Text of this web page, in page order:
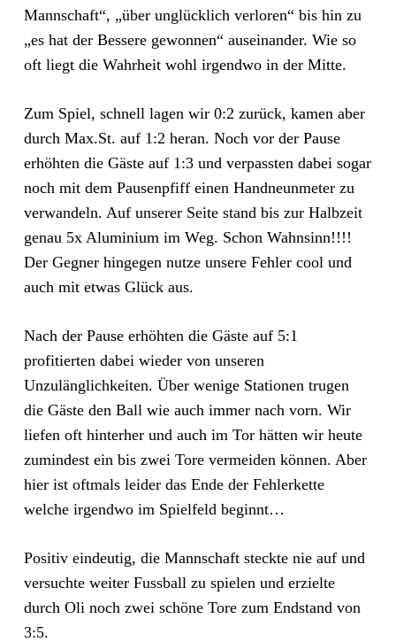
Mannschaft“, „über unglücklich verloren“ bis hin zu
„es hat der Bessere gewonnen“ auseinander. Wie so
oft liegt die Wahrheit wohl irgendwo in der Mitte.
Zum Spiel, schnell lagen wir 0:2 zurück, kamen aber
durch Max.St. auf 1:2 heran. Noch vor der Pause
erhöhten die Gäste auf 1:3 und verpassten dabei sogar
noch mit dem Pausenpfiff einen Handneunmeter zu
verwandeln. Auf unserer Seite stand bis zur Halbzeit
genau 5x Aluminium im Weg. Schon Wahnsinn!!!!
Der Gegner hingegen nutze unsere Fehler cool und
auch mit etwas Glück aus.
Nach der Pause erhöhten die Gäste auf 5:1
profitierten dabei wieder von unseren
Unzulänglichkeiten. Über wenige Stationen trugen
die Gäste den Ball wie auch immer nach vorn. Wir
liefen oft hinterher und auch im Tor hätten wir heute
zumindest ein bis zwei Tore vermeiden können. Aber
hier ist oftmals leider das Ende der Fehlerkette
welche irgendwo im Spielfeld beginnt…
Positiv eindeutig, die Mannschaft steckte nie auf und
versuchte weiter Fussball zu spielen und erzielte
durch Oli noch zwei schöne Tore zum Endstand von
3:5.